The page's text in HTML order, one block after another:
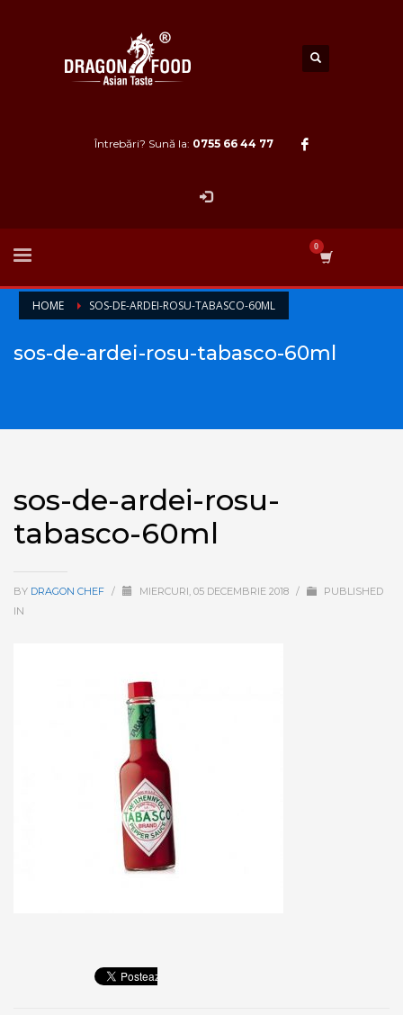
Întrebări? Sună la: 0755 66 44 77
HOME SOS-DE-ARDEI-ROSU-TABASCO-60ML
sos-de-ardei-rosu-tabasco-60ml
sos-de-ardei-rosu-
tabasco-60ml
BY DRAGON CHEF / MIERCURI, 05 DECEMBRIE 2018 /
PUBLISHED
IN